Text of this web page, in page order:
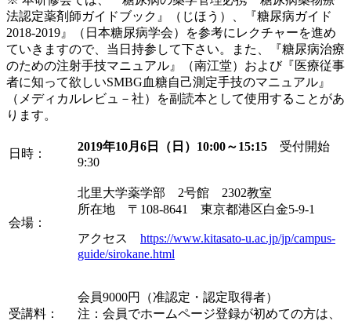
法認定薬剤師ガイドブック』（じほう）、『糖尿病ガイド
2018-2019』（日本糖尿病学会）を参考にレクチャーを進め
ていきますので、当日持参して下さい。また、『糖尿病治療
のための注射手技マニュアル』（南江堂）および『医療従事
者に知って欲しいSMBG血糖自己測定手技のマニュアル』
（メディカルレビュ－社）を副読本として使用することがあ
ります。
日時：
2019年10月6日（日）10:00～15:15 受付開始
9:30
会場：
北里大学薬学部 2号館 2302教室
所在地 〒108-8641 東京都港区白金5-9-1
アクセス https://www.kitasato-u.ac.jp/jp/campus-
guide/sirokane.html
受講料：
会員9000円（准認定・認定取得者）
注：会員でホームページ登録が初めての方は、